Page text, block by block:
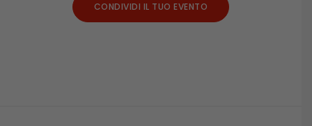
CONDIVIDI IL TUO EVENTO